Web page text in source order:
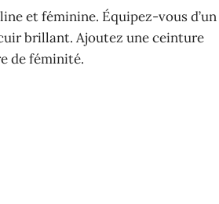
et féminine. Équipez-vous d’un
brillant. Ajoutez une ceinture
de féminité.